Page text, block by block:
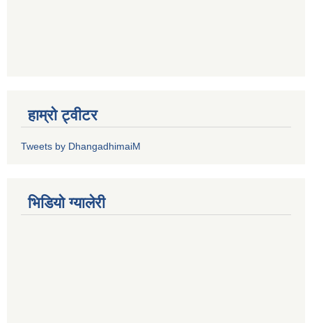
हाम्रो ट्वीटर
Tweets by DhangadhimaiM
भिडियाे ग्यालेरी